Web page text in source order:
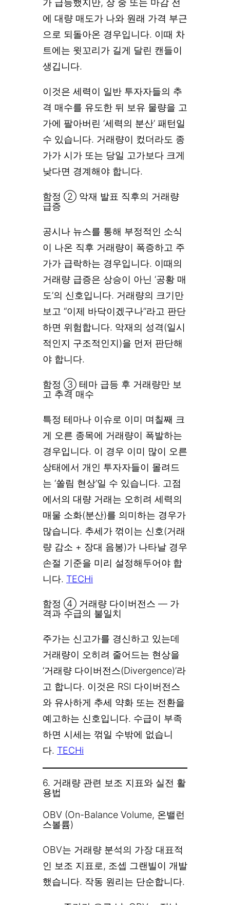
가 급등했지만, 장 중 또는 마감 전
에 대량 매도가 나와 원래 가격 부근
으로 되돌아온 경우입니다. 이때 차
트에는 윗꼬리가 길게 달린 캔들이
생깁니다.
이것은 세력이 일반 투자자들의 추
격 매수를 유도한 뒤 보유 물량을 고
가에 팔아버린 ‘세력의 분산’ 패턴일
수 있습니다. 거래량이 컸더라도 종
가가 시가 또는 당일 고가보다 크게
낮다면 경계해야 합니다.
함정 ② 악재 발표 직후의 거래량
급증
공시나 뉴스를 통해 부정적인 소식
이 나온 직후 거래량이 폭증하고 주
가가 급락하는 경우입니다. 이때의
거래량 급증은 상승이 아닌 ‘공황 매
도’의 신호입니다. 거래량의 크기만
보고 “이제 바닥이겠구나”라고 판단
하면 위험합니다. 악재의 성격(일시
적인지 구조적인지)을 먼저 판단해
야 합니다.
함정 ③ 테마 급등 후 거래량만 보
고 추격 매수
특정 테마나 이슈로 이미 며칠째 크
게 오른 종목에 거래량이 폭발하는
경우입니다. 이 경우 이미 많이 오른
상태에서 개인 투자자들이 몰려드
는 ‘쏠림 현상’일 수 있습니다. 고점
에서의 대량 거래는 오히려 세력의
매물 소화(분산)를 의미하는 경우가
많습니다. 추세가 꺾이는 신호(거래
량 감소 + 장대 음봉)가 나타날 경우
손절 기준을 미리 설정해두어야 합
니다. TECHi
함정 ④ 거래량 다이버전스 — 가
격과 수급의 불일치
주가는 신고가를 경신하고 있는데
거래량이 오히려 줄어드는 현상을
‘거래량 다이버전스(Divergence)’라
고 합니다. 이것은 RSI 다이버전스
와 유사하게 추세 약화 또는 전환을
예고하는 신호입니다. 수급이 부족
하면 시세는 꺾일 수밖에 없습니
다. TECHi
6. 거래량 관련 보조 지표와 실전 활
용법
OBV (On-Balance Volume, 온밸런
스볼륨)
OBV는 거래량 분석의 가장 대표적
인 보조 지표로, 조셉 그랜빌이 개발
했습니다. 작동 원리는 단순합니다.